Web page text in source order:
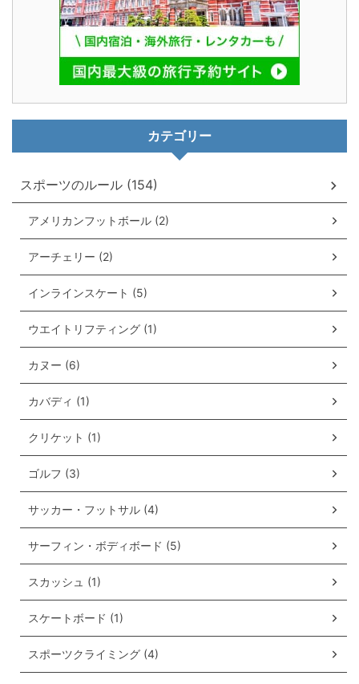
カテゴリー
スポーツのルール (154)
アメリカンフットボール (2)
アーチェリー (2)
インラインスケート (5)
ウエイトリフティング (1)
カヌー (6)
カバディ (1)
クリケット (1)
ゴルフ (3)
サッカー・フットサル (4)
サーフィン・ボディボード (5)
スカッシュ (1)
スケートボード (1)
スポーツクライミング (4)